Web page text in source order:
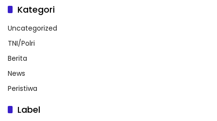
Kategori
Uncategorized
TNI/Polri
Berita
News
Peristiwa
Label